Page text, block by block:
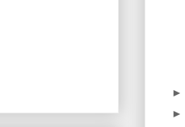
►
►